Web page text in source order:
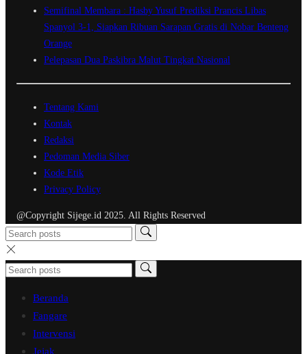
Semifinal Membara : Hasby Yusuf Prediksi Prancis Libas
Spanyol 3-1, Siapkan Ribuan Sarapan Gratis di Nobar Benteng
Orange
Pelepasan Dua Paskibra Malut Tingkat Nasional
Tentang Kami
Kontak
Redaksi
Pedoman Media Siber
Kode Etik
Privacy Policy
@Copyright Sijege.id 2025. All Rights Reserved
Beranda
Fangare
Intervensi
Jejak